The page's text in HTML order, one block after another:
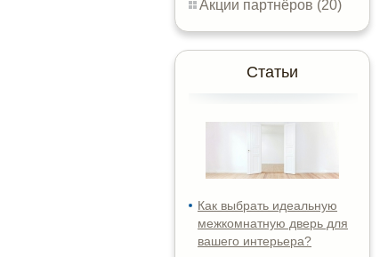
Акции партнёров (20)
Статьи
Как выбрать идеальную
межкомнатную дверь для
вашего интерьера?